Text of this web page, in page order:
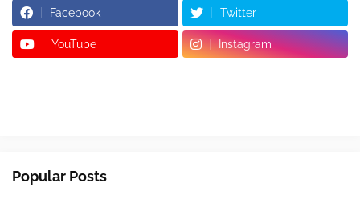
Facebook Twitter
YouTube Instagram
Popular Posts